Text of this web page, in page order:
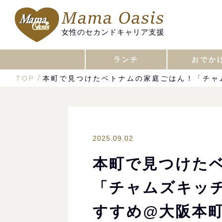
女性のセカンドキャリア支援
ランチ おでか
TOP 本町で見つけたベトナムの家庭ごはん！「チ
2025.09.02
本町で見つけた
「チャムズキッ
すすめ@大阪本